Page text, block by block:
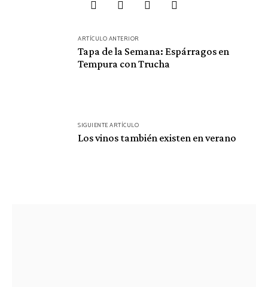
ARTÍCULO ANTERIOR
Tapa de la Semana: Espárragos en
Tempura con Trucha
SIGUIENTE ARTÍCULO
Los vinos también existen en verano